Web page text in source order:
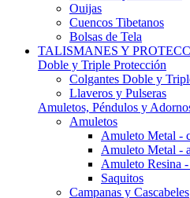
Ouijas
Cuencos Tibetanos
Bolsas de Tela
TALISMANES Y
Doble y Triple Protección
Colgantes Doble y
Llaveros y Pulseras
Amuletos, Péndulos y
Amuletos
Amuleto Metal -
Amuleto Metal -
Amuleto Resina
Saquitos
Campanas y Cascabeles